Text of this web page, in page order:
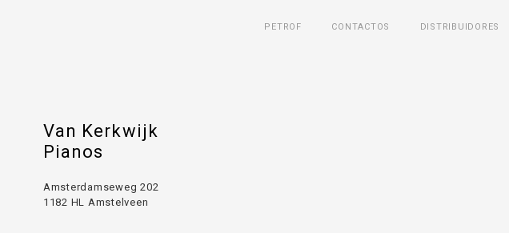
PETROF CONTACTOS DISTRIBUIDORES
Van Kerkwijk
Pianos
Amsterdamseweg 202
1182 HL Amstelveen